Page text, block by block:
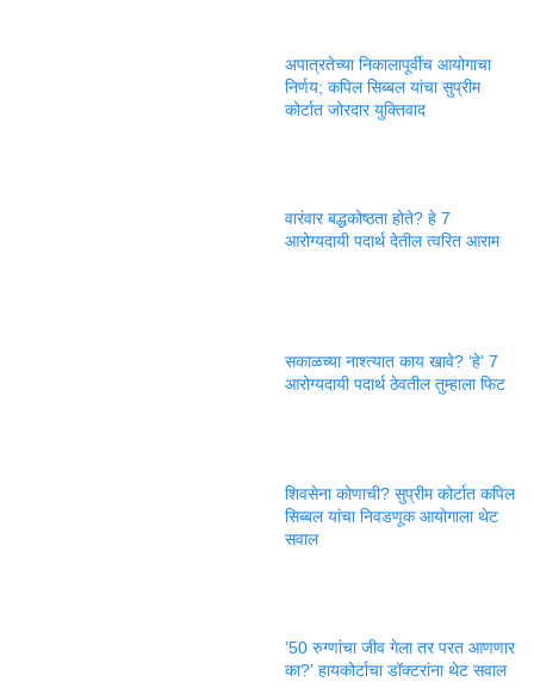
अपात्रतेच्या निकालापूर्वीच आयोगाचा
निर्णय; कपिल सिब्बल यांचा सुप्रीम
कोर्टात जोरदार युक्तिवाद
वारंवार बद्धकोष्ठता होते? हे 7
आरोग्यदायी पदार्थ देतील त्वरित आराम
सकाळच्या नाश्त्यात काय खावे? ‘हे’ 7
आरोग्यदायी पदार्थ ठेवतील तुम्हाला फिट
शिवसेना कोणाची? सुप्रीम कोर्टात कपिल
सिब्बल यांचा निवडणूक आयोगाला थेट
सवाल
’50 रुग्णांचा जीव गेला तर परत आणणार
का?’ हायकोर्टाचा डॉक्टरांना थेट सवाल